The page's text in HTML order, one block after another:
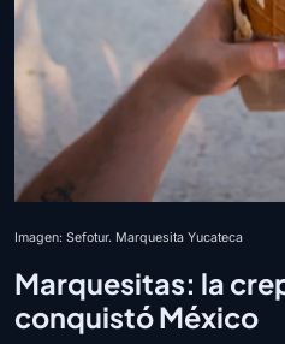
Imagen: Sefotur. Marquesita Yucateca
Marquesitas: la
conquistó México